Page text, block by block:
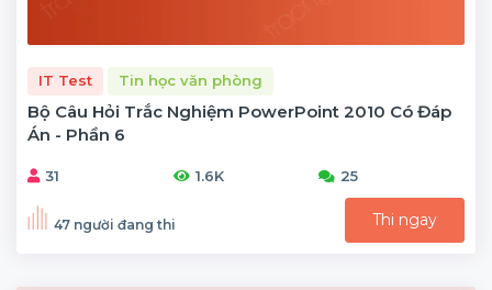
IT Test Tin học văn phòng
Bộ Câu Hỏi Trắc Nghiệm PowerPoint 2010 Có Đáp
Án - Phần 6
31 1.6K 25
47 người đang thi Thi ngay